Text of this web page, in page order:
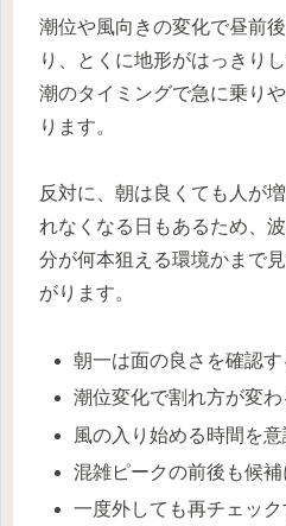
潮位や風向きの変化で昼前
り、とくに地形がはっきり
潮のタイミングで急に乗り
ります。
反対に、朝は良くても人が
れなくなる日もあるため、
分が何本狙える環境かまで
がります。
朝一は面の良さを確認す
潮位変化で割れ方が変
風の入り始める時間を意
混雑ピークの前後も候補
一度外しても再チェック